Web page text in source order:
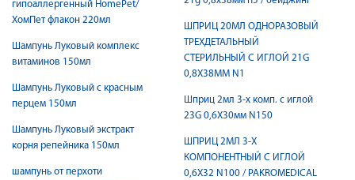
гипоаллергенный HomePet/
ХомПет флакон 220мл
Шампунь Луковый комплекс
витаминов 150мл
Шампунь Луковый с красным
перцем 150мл
Шампунь Луковый экстракт
корня репейника 150мл
шампунь от перхоти
ШПРИЦ 20МЛ ОДНОРАЗОВЫЙ
ТРЕХДЕТАЛЬНЫЙ
СТЕРИЛЬНЫЙ C ИГЛОЙ 21G
0,8Х38ММ N1
Шприц 2мл 3-х комп. с иглой
23G 0,6X30мм N150
ШПРИЦ 2МЛ 3-Х
КОМПОНЕНТНЫЙ C ИГЛОЙ
0,6X32 N100 / PAKROMEDICAL